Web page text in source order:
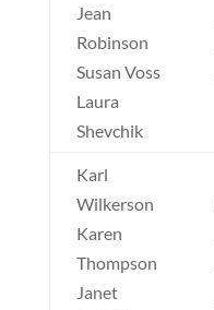
Jean
Robinson
Susan Voss
Laura
Shevchik
Karl
Wilkerson
Karen
Thompson
Janet